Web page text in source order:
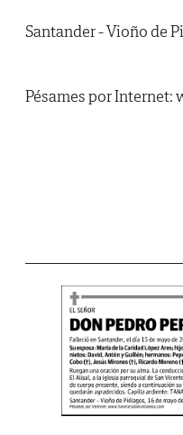
Santander - Vioño de
Pésames por